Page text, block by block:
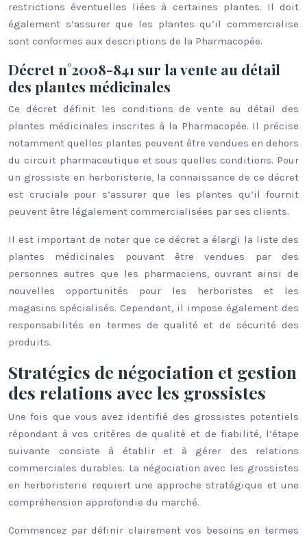
restrictions éventuelles liées à certaines plantes. Il doit
également s’assurer que les plantes qu’il commercialise
sont conformes aux descriptions de la Pharmacopée.
Décret n°2008-841 sur la vente au détail
des plantes médicinales
Ce décret définit les conditions de vente au détail des
plantes médicinales inscrites à la Pharmacopée. Il précise
notamment quelles plantes peuvent être vendues en dehors
du circuit pharmaceutique et sous quelles conditions. Pour
un grossiste en herboristerie, la connaissance de ce décret
est cruciale pour s’assurer que les plantes qu’il fournit
peuvent être légalement commercialisées par ses clients.
Il est important de noter que ce décret a élargi la liste des
plantes médicinales pouvant être vendues par des
personnes autres que les pharmaciens, ouvrant ainsi de
nouvelles opportunités pour les herboristes et les
magasins spécialisés. Cependant, il impose également des
responsabilités en termes de qualité et de sécurité des
produits.
Stratégies de négociation et gestion
des relations avec les grossistes
Une fois que vous avez identifié des grossistes potentiels
répondant à vos critères de qualité et de fiabilité, l’étape
suivante consiste à établir et à gérer des relations
commerciales durables. La négociation avec les grossistes
en herboristerie requiert une approche stratégique et une
compréhension approfondie du marché.
Commencez par définir clairement vos besoins en termes